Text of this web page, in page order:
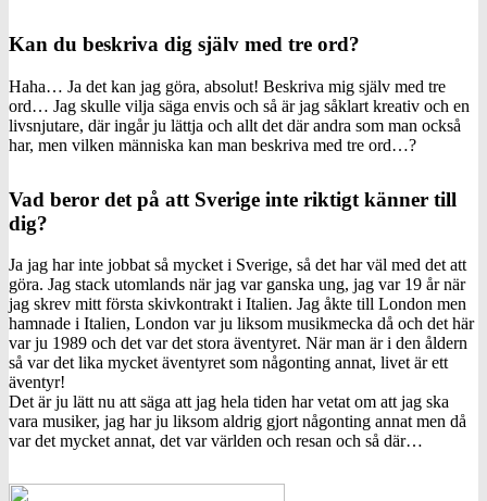
Kan du beskriva dig själv med tre ord?
Haha… Ja det kan jag göra, absolut! Beskriva mig själv med tre
ord… Jag skulle vilja säga envis och så är jag såklart kreativ och en
livsnjutare, där ingår ju lättja och allt det där andra som man också
har, men vilken människa kan man beskriva med tre ord…?
Vad beror det på att Sverige inte riktigt känner till
dig?
Ja jag har inte jobbat så mycket i Sverige, så det har väl med det att
göra. Jag stack utomlands när jag var ganska ung, jag var 19 år när
jag skrev mitt första skivkontrakt i Italien. Jag åkte till London men
hamnade i Italien, London var ju liksom musikmecka då och det här
var ju 1989 och det var det stora äventyret. När man är i den åldern
så var det lika mycket äventyret som någonting annat, livet är ett
äventyr!
Det är ju lätt nu att säga att jag hela tiden har vetat om att jag ska
vara musiker, jag har ju liksom aldrig gjort någonting annat men då
var det mycket annat, det var världen och resan och så där…